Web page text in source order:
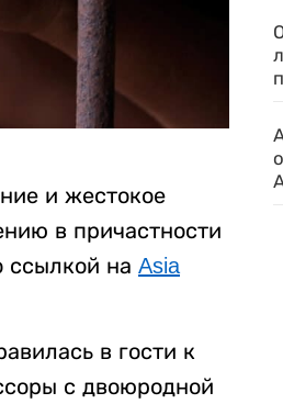
и жестокое
в причастности
ссылкой на Asia
в гости к
с двоюродной